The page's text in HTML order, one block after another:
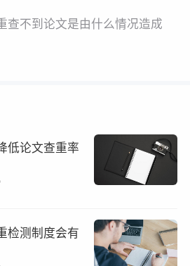
查不到论文是由什么情况造成
低论文查重率
检测制度会有